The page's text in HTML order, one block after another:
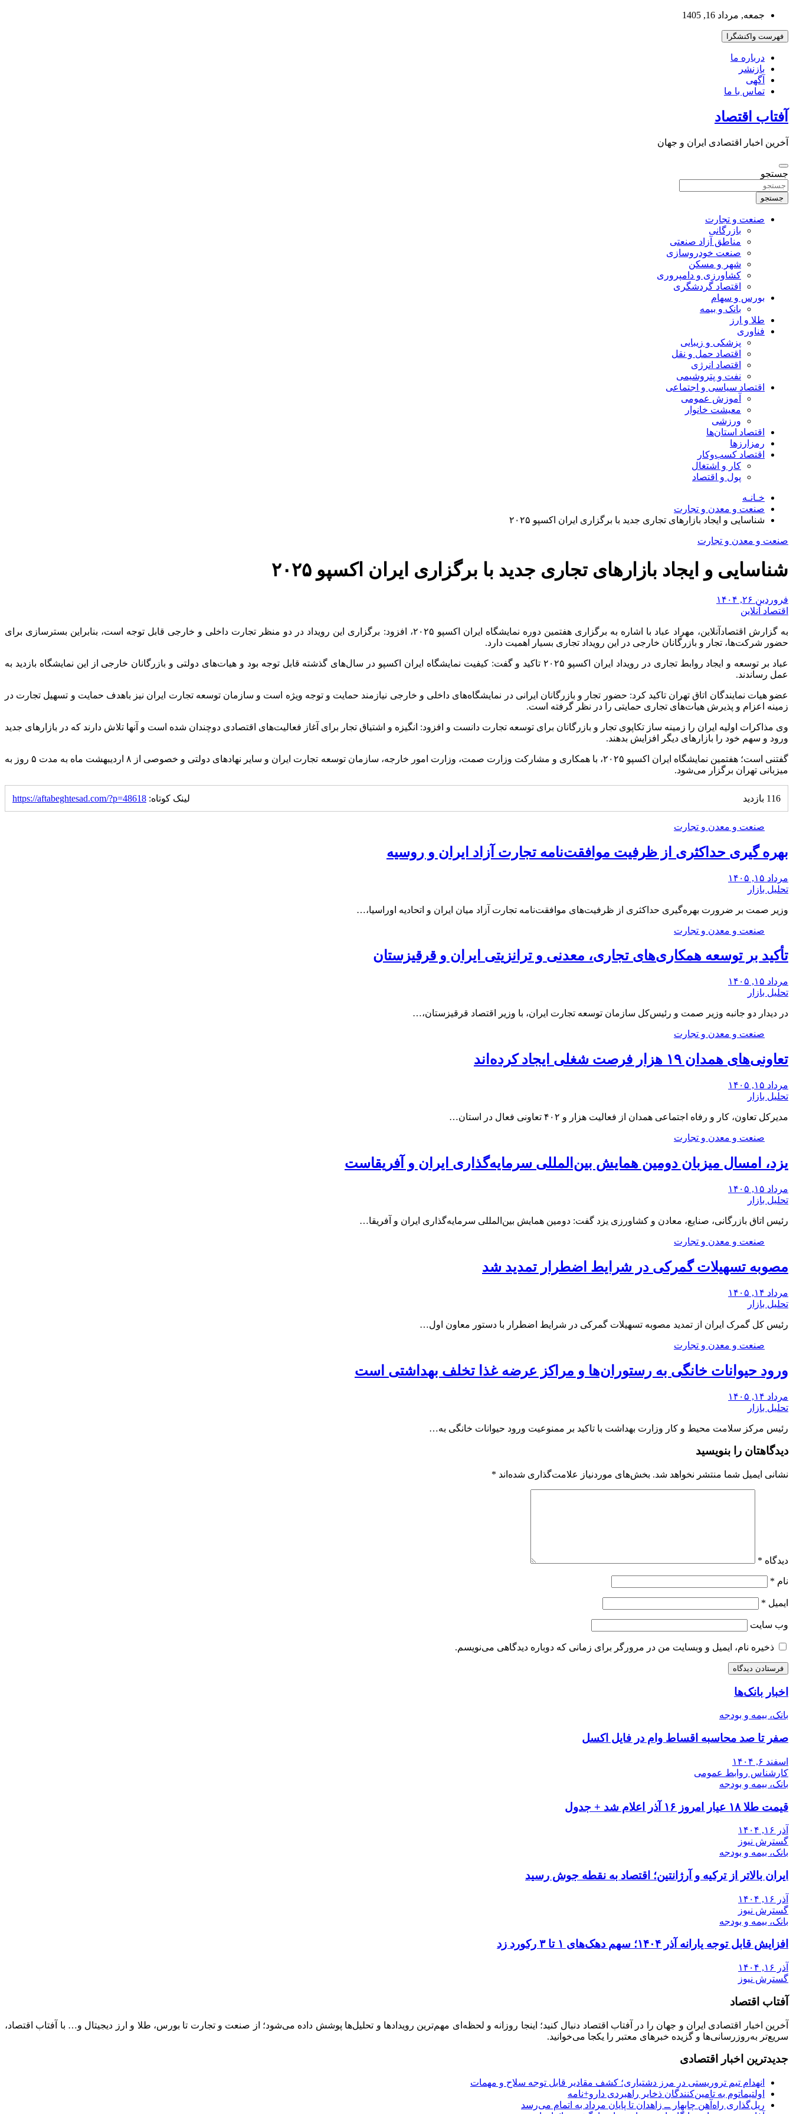
بروید
جمعه, مرداد 16, 1405
فهرست واکنشگرا
درباره ما
بازنشر
آگهی
تماس با ما
آفتاب اقتصاد
آخرین اخبار اقتصادی ایران و جهان
جستجو
جستجو
صنعت و تجارت
بازرگانی
مناطق آزاد صنعتی
صنعت خودروسازی
شهر و مسکن
کشاورزی و دامپروری
اقتصاد گردشگری
بورس و سهام
بانک و بیمه
طلا و ارز
فناوری
پزشکی و زیبایی
اقتصاد حمل و نقل
اقتصاد انرژی
نفت و پتروشیمی
اقتصاد سیاسی و اجتماعی
آموزش عمومی
معیشت خانوار
ورزشی
اقتصاد استان‌ها
رمزارزها
اقتصاد کسب‌و‌کار
کار و اشتغال
پول و اقتصاد
خـانـه
صنعت و معدن و تجارت
شناسایی و ایجاد بازار‌های تجاری جدید با برگزاری ایران اکسپو ۲۰۲۵
صنعت و معدن و تجارت
شناسایی و ایجاد بازار‌های تجاری جدید با برگزاری ایران اکسپو ۲۰۲۵
فروردین ۲۶, ۱۴۰۴
اقتصاد آنلاین
به گزارش اقتصادآنلاین، مهراد عباد با اشاره به برگزاری هفتمین دوره نمایشگاه ایران اکسپو ۲۰۲۵، افزود: برگزاری این رویداد در دو منظر تجارت داخلی و خارجی قابل توجه است، بنابراین بسترسازی برای
حضور شرکت‌ها، تجار و بازرگانان خارجی در این رویداد تجاری بسیار اهمیت دارد.
عباد بر توسعه و ایجاد روابط تجاری در رویداد ایران اکسپو ۲۰۲۵ تاکید و گفت: کیفیت نمایشگاه ایران اکسپو در سال‌های گذشته قابل توجه بود و هیات‌های دولتی و بازرگانان خارجی از این نمایشگاه بازدید به
عمل رساندند.
عضو هیات نمایندگان اتاق تهران تاکید کرد: حضور تجار و بازرگانان ایرانی در نمایشگاه‌های داخلی و خارجی نیازمند حمایت و توجه ویژه است و سازمان توسعه تجارت ایران نیز باهدف حمایت و تسهیل تجارت در
زمینه اعزام و پذیرش هیات‌های تجاری حمایتی را در نظر گرفته است.
وی مذاکرات اولیه ایران را زمینه ساز تکاپوی تجار و بازرگانان برای توسعه تجارت دانست و افزود: انگیزه و اشتیاق تجار برای آغاز فعالیت‌های اقتصادی دوچندان شده است و آنها تلاش دارند که در بازار‌های جدید
ورود و سهم خود را بازار‌های دیگر افزایش بدهند.
گفتنی است؛ هفتمین نمایشگاه ایران اکسپو ۲۰۲۵، با همکاری و مشارکت وزارت صمت، وزارت امور خارجه، سازمان توسعه تجارت ایران و سایر نهاد‌های دولتی و خصوصی از ۸ اردیبهشت ماه به مدت ۵ روز به
میزبانی تهران برگزار می‌شود.
116 بازدید لینک کوتاه: https://aftabeghtesad.com/?p=48618
صنعت و معدن و تجارت
بهره گیری حداکثری از ظرفیت موافقت‌نامه تجارت آزاد ایران و روسیه
مرداد ۱۵, ۱۴۰۵
تحلیل بازار
وزیر صمت بر ضرورت بهره‌گیری حداکثری از ظرفیت‌های موافقت‌نامه تجارت آزاد میان ایران و اتحادیه اوراسیا،…
صنعت و معدن و تجارت
تأکید بر توسعه همکاری‌های تجاری، معدنی و ترانزیتی ایران و قرقیزستان
مرداد ۱۵, ۱۴۰۵
تحلیل بازار
در دیدار دو جانبه وزیر صمت و رئیس‌کل سازمان توسعه تجارت ایران، با وزیر اقتصاد قرقیزستان،…
صنعت و معدن و تجارت
تعاونی‌های همدان ۱۹ هزار فرصت شغلی ایجاد کرده‌اند
مرداد ۱۵, ۱۴۰۵
تحلیل بازار
مدیرکل تعاون، کار و رفاه اجتماعی همدان از فعالیت هزار و ۴۰۲ تعاونی فعال در استان…
صنعت و معدن و تجارت
یزد، امسال میزبان دومین همایش بین‌المللی سرمایه‌گذاری ایران و آفریقاست
مرداد ۱۵, ۱۴۰۵
تحلیل بازار
رئیس اتاق بازرگانی، صنایع، معادن و کشاورزی یزد گفت: دومین همایش بین‌المللی سرمایه‌گذاری ایران و آفریقا…
صنعت و معدن و تجارت
مصوبه تسهیلات گمرکی در شرایط اضطرار تمدید شد
مرداد ۱۴, ۱۴۰۵
تحلیل بازار
رئیس کل گمرک ایران از تمدید مصوبه تسهیلات گمرکی در شرایط اضطرار با دستور معاون اول…
صنعت و معدن و تجارت
ورود حیوانات خانگی به رستوران‌ها و مراکز عرضه غذا تخلف بهداشتی است
مرداد ۱۴, ۱۴۰۵
تحلیل بازار
رئیس مرکز سلامت محیط و کار وزارت بهداشت با تاکید بر ممنوعیت ورود حیوانات خانگی به…
دیدگاهتان را بنویسید
نشانی ایمیل شما منتشر نخواهد شد. بخش‌های موردنیاز علامت‌گذاری شده‌اند *
دیدگاه *
نام *
ایمیل *
وب‌ سایت
ذخیره نام، ایمیل و وبسایت من در مرورگر برای زمانی که دوباره دیدگاهی می‌نویسم.
اخبار بانک‌ها
بانک، بیمه و بودجه
صفر تا صد محاسبه اقساط وام در فایل اکسل
اسفند ۶, ۱۴۰۴
کارشناس روابط عمومی
بانک، بیمه و بودجه
قیمت طلا ۱۸ عیار امروز ۱۶ آذر اعلام شد + جدول
آذر ۱۶, ۱۴۰۴
گسترش نیوز
بانک، بیمه و بودجه
ایران بالاتر از ترکیه و آرژانتین؛ اقتصاد به نقطه جوش رسید
آذر ۱۶, ۱۴۰۴
گسترش نیوز
بانک، بیمه و بودجه
افزایش قابل توجه یارانه آذر ۱۴۰۴؛ سهم دهک‌های ۱ تا ۳ رکورد زد
آذر ۱۶, ۱۴۰۴
گسترش نیوز
آفتاب اقتصاد
آخرین اخبار اقتصادی ایران و جهان را در آفتاب اقتصاد دنبال کنید؛ اینجا روزانه و لحظه‌ای مهم‌ترین رویدادها و تحلیل‌ها پوشش داده می‌شود؛ از صنعت و تجارت تا بورس، طلا و ارز دیجیتال و… با آفتاب اقتصاد،
سریع‌تر به‌روزرسانی‌ها و گزیده خبرهای معتبر را یکجا می‌خوانید.
جدیدترین اخبار اقتصادی
انهدام تیم تروریستی در مرز دشتیاری؛ کشف مقادیر قابل توجه سلاح و مهمات
اولتیماتوم به تامین‌کنندگان ذخایر راهبردی دارو+نامه
ریل‌گذاری راه‌آهن چابهار ــ زاهدان تا پایان مرداد به اتمام می‌رسد